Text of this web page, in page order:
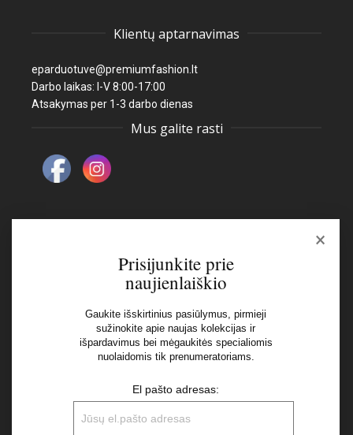
Klientų aptarnavimas
eparduotuve@premiumfashion.lt
Darbo laikas: I-V 8:00-17:00
Atsakymas per 1-3 darbo dienas
Mus galite rasti
Naujienlaiškis
Aš perskaičiau ir sutinku su Privatumo Politikos
×
Prisijunkite prie
naujienlaiškio
Gaukite išskirtinius pasiūlymus, pirmieji
sužinokite apie naujas kolekcijas ir
išpardavimus bei mėgaukitės specialiomis
nuolaidomis tik prenumeratoriams.
El pašto adresas: